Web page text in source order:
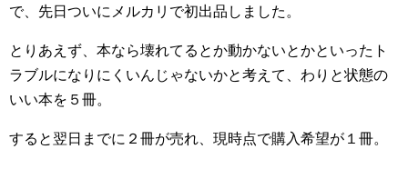
で、先日ついにメルカリで初出品しました。
とりあえず、本なら壊れてるとか動かないとかといったト
ラブルになりにくいんじゃないかと考えて、わりと状態の
いい本を５冊。
すると翌日までに２冊が売れ、現時点で購入希望が１冊。